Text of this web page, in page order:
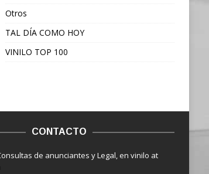
Otros
TAL DÍA COMO HOY
VINILO TOP 100
CONTACTO
de anunciantes y Legal, en vinilo at